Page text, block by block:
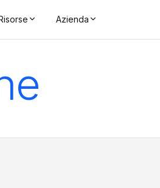
Azienda